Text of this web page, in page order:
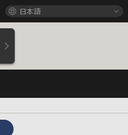
日本語